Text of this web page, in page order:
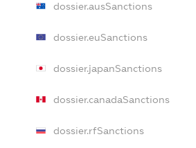
dossier.ausSanctions
dossier.euSanctions
dossier.japanSanctions
dossier.canadaSanctions
dossier.rfSanctions